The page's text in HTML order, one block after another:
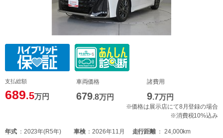
支払総額
689.5万円
車両価格
679.8万円
諸費用
9.7万円
※価格は展示店にて8月登録の場合
※消費税10%込み
年式 2023年(R5年) 車検 2026年11月 走行距離
24,000km